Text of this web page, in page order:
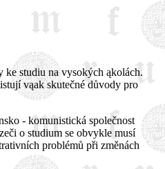
ke studiu na vysokých ąkolách.
vąak skutečné důvody pro
- komunistická společnost
o studium se obvykle musí
problémů při změnách